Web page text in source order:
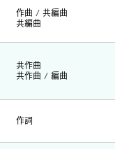
作曲 / 共編曲
共編曲
共作曲
共作曲 / 編曲
作詞